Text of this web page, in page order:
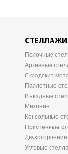
СТЕЛЛАЖИ
Полочные
Архивные
Складские
Паллетные
Въездные
Мезонин
Консольные
Пристенные
Угловые